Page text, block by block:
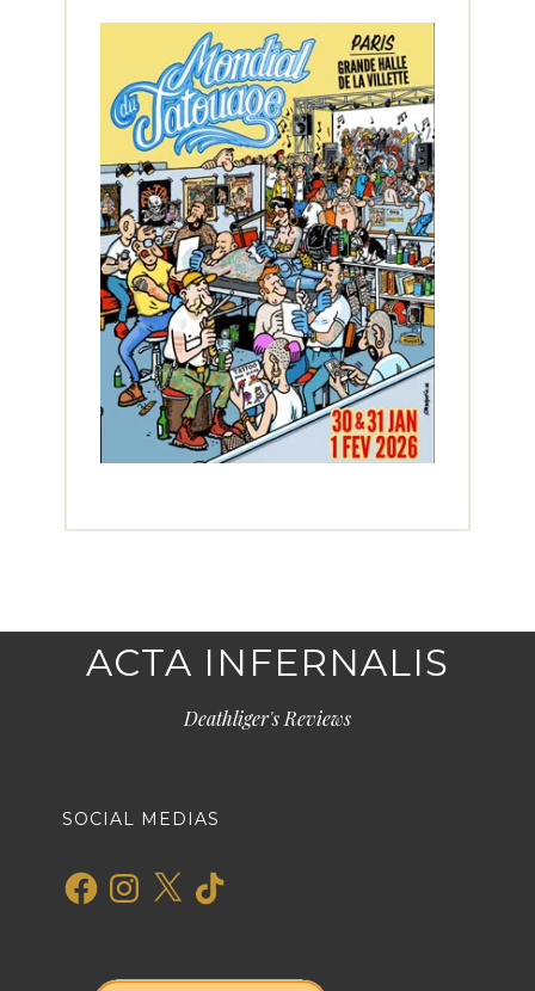
ACTA INFERNALIS
Deathliger's Reviews
SOCIAL MEDIAS
FacebookInstagram
X TikTok